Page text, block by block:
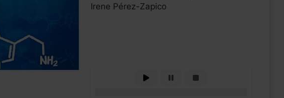
Irene Pérez-Zapico